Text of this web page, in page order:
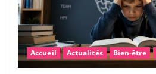
Accueil Actualités Bien-être